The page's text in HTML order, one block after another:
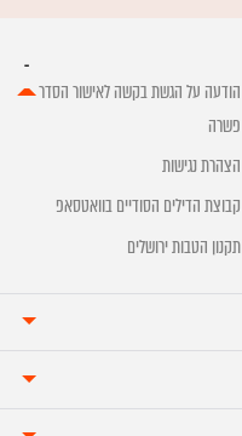
הודעה על הגשת בקשה לאישור הסדר
פשרה
הצהרת נגישות
קבוצת הדילים הסודיים בוואטסאפ
תקנון הטבות ירושלים